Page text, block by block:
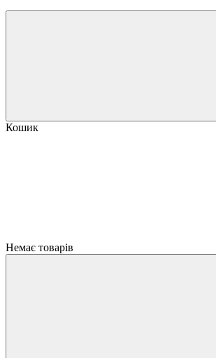
Кошик
Немає товарів